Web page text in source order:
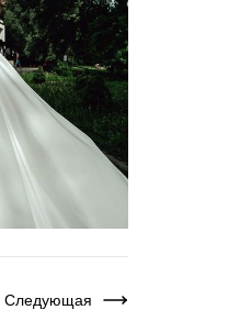
Следующая